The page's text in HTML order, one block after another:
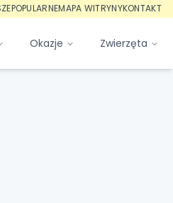
POPULARNEMAPA WITRYNYKONTAKT
Okazje Zwierzęta